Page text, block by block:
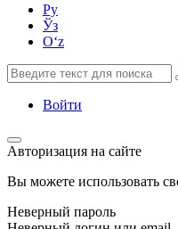
Ру
Ўз
Oʻz
Войти
Авторизация на сайте
Вы можете использовать
Неверный пароль